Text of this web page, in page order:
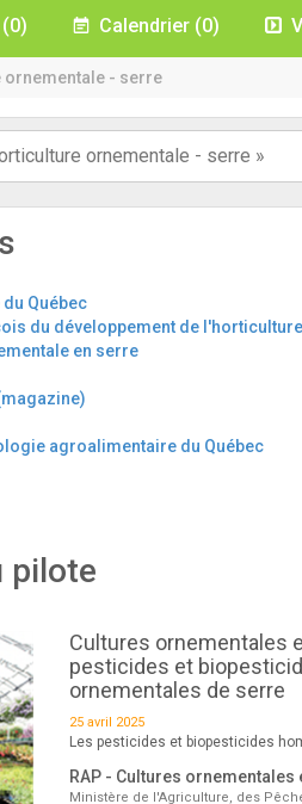
(0) Calendrier (0)
- serre
Québec
du développement de
en serre
agroalimentaire du Québec
pilote
Cultures ornementales
pesticides et
ornementales de serre
25 avril 2025
Les pesticides et biopesticides
RAP - Cultures ornementales
Ministère de l'Agriculture, des